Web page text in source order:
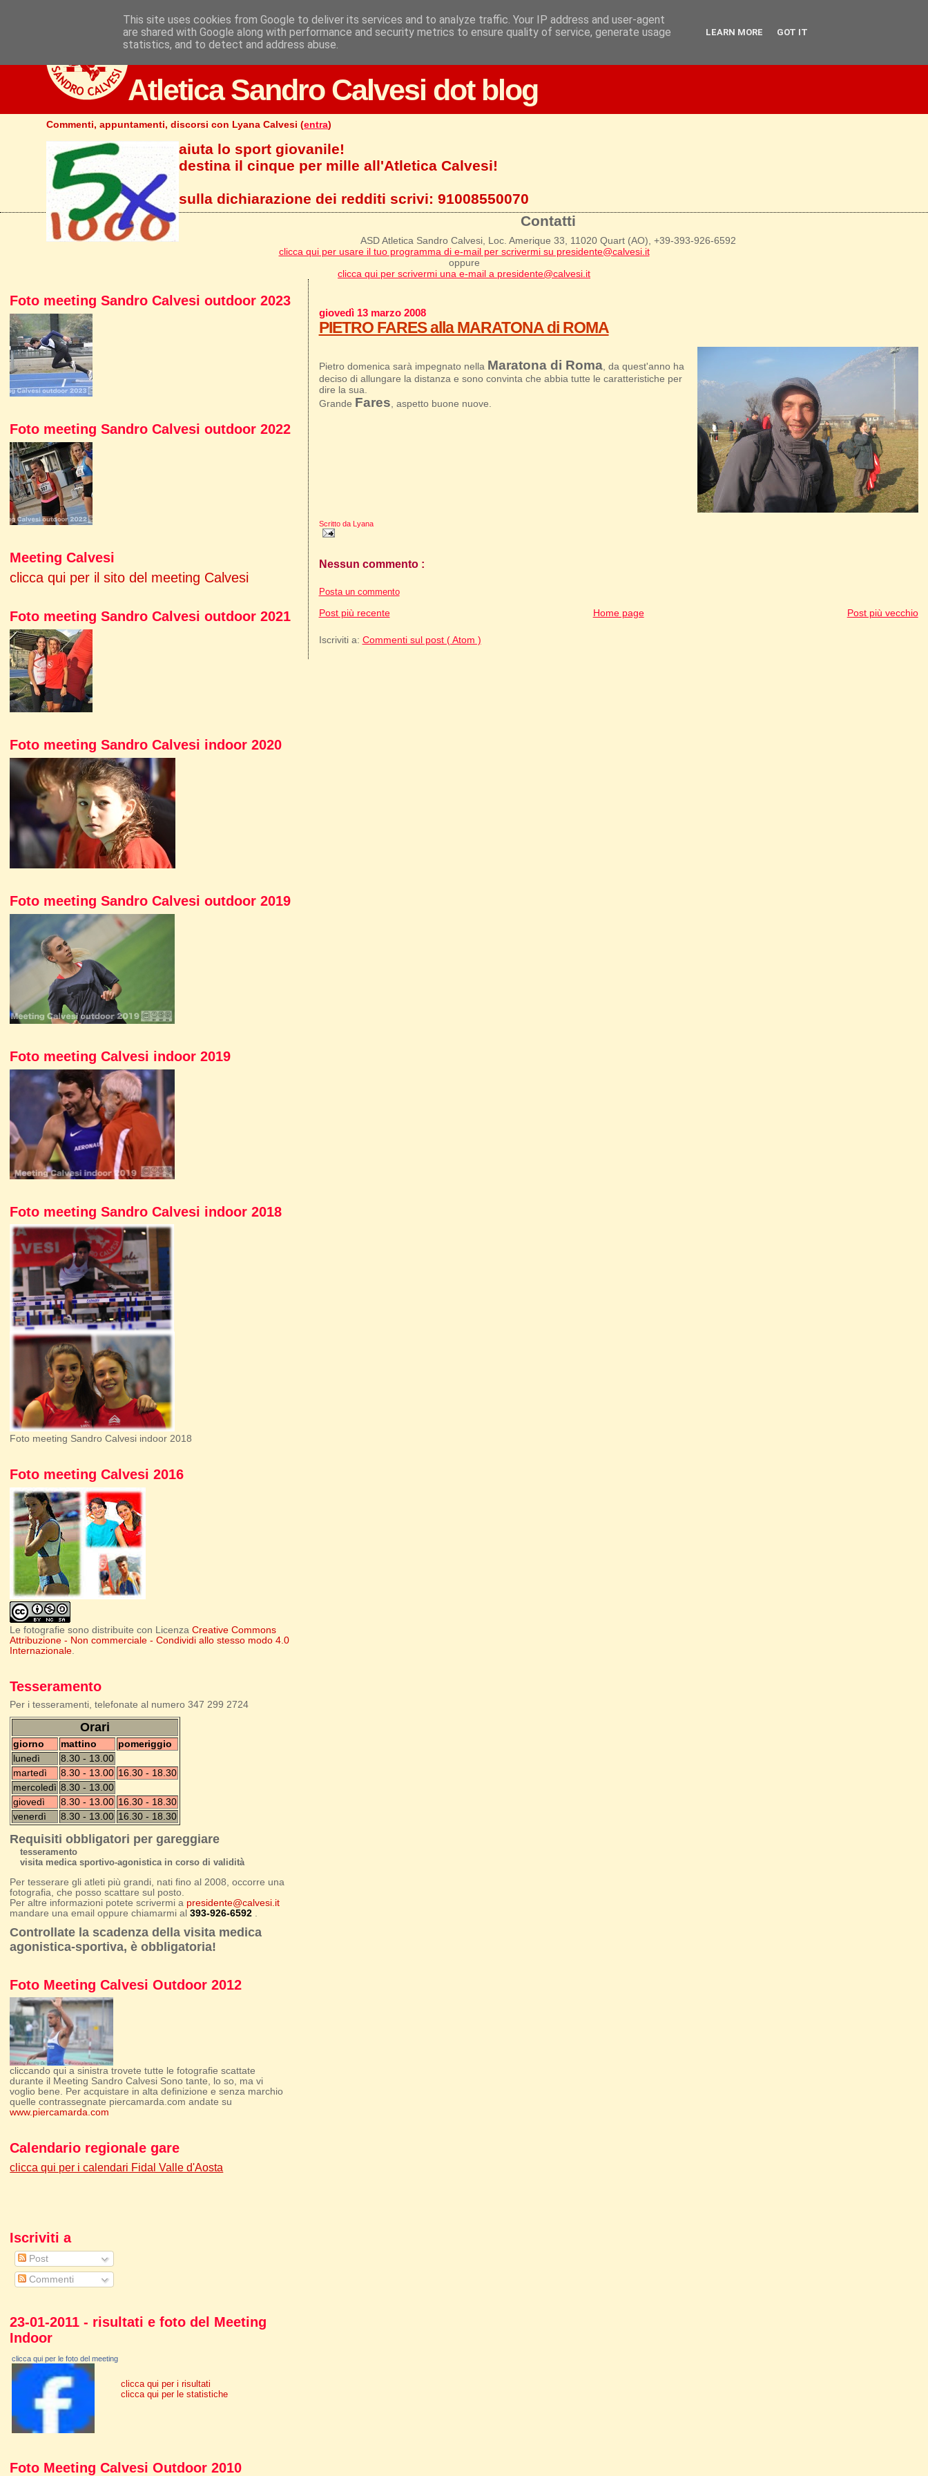
Atletica Sandro Calvesi dot blog
Commenti, appuntamenti, discorsi con Lyana Calvesi (entra)
aiuta lo sport giovanile!
destina il cinque per mille all'Atletica Calvesi!
sulla dichiarazione dei redditi scrivi:91008550070
Contatti
ASD Atletica Sandro Calvesi, Loc. Amerique 33, 11020 Quart (AO), +39-393-926-6592
clicca qui per usare il tuo programma di e-mail per scrivermi su presidente@calvesi.it
oppure
clicca qui per scrivermi una e-mail a presidente@calvesi.it
giovedì 13 marzo 2008
PIETRO FARES alla MARATONA di ROMA
Pietro domenica sarà impegnato nella Maratona di Roma, da quest'anno ha
deciso di allungare la distanza e sono convinta che abbia tutte le caratteristiche per
dire la sua.
Grande Fares, aspetto buone nuove.
Scritto da Lyana
Nessun commento :
Posta un commento
Post più recente Post più vecchio
Home page
Iscriviti a: Commenti sul post ( Atom )
Foto meeting Sandro Calvesi outdoor 2023
Foto meeting Sandro Calvesi outdoor 2022
Meeting Calvesi
clicca qui per il sito del meeting Calvesi
Foto meeting Sandro Calvesi outdoor 2021
Foto meeting Sandro Calvesi indoor 2020
Foto meeting Sandro Calvesi outdoor 2019
Foto meeting Calvesi indoor 2019
Foto meeting Sandro Calvesi indoor 2018
Foto meeting Sandro Calvesi indoor 2018
Foto meeting Calvesi 2016
Le fotografie sono distribuite con LicenzaCreative Commons
Attribuzione - Non commerciale - Condividi allo stesso modo 4.0
Internazionale.
Tesseramento
Per i tesseramenti, telefonate al numero 347 299 2724
Orari
giorno mattino
pomeriggio
lunedì
8.30 - 13.00
martedì
8.30 - 13.00 16.30 - 18.30
mercoledì 8.30 - 13.00
giovedì
8.30 - 13.00 16.30 - 18.30
venerdì
8.30 - 13.00 16.30 - 18.30
Requisiti obbligatori per gareggiare
tesseramento
visita medica sportivo-agonistica in corso di validità
Per tesserare gli atleti più grandi, nati fino al 2008, occorre una
fotografia, che posso scattare sul posto.
Per altre informazioni potete scrivermi a presidente@calvesi.it
mandare una email oppure chiamarmi al393-926-6592
Controllate la scadenza della visita medica
agonistica-sportiva, è obbligatoria!
Foto Meeting Calvesi Outdoor 2012
cliccando qui a sinistra trovete tutte le fotografie scattate
durante il Meeting Sandro Calvesi Sono tante, lo so, ma vi
voglio bene. Per acquistare in alta definizione e senza marchio
quelle contrassegnate piercamarda.com andate su
www.piercamarda.com
Calendario regionale gare
clicca qui per i calendari Fidal Valle d'Aosta
Iscriviti a
Post
Commenti
23-01-2011 - risultati e foto del Meeting
Indoor
clicca qui per le foto del meeting
clicca qui per i risultati
clicca qui per le statistiche
Foto Meeting Calvesi Outdoor 2010
This site uses cookies from Google to deliver its services and to analyze traffic. Your IP address and user-agent
are shared with Google along with performance and security metrics to ensure quality of service, generate usage
statistics, and to detect and address abuse.
LEARN MORE GOT IT